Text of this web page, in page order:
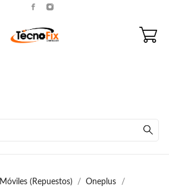
Móviles (Repuestos)
Oneplus